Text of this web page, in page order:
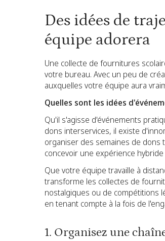
Des idées de
équipe adorera
Une collecte de fournitures
votre bureau. Avec un peu de
auxquelles votre équipe aura
Quelles sont les idées
Qu'il s'agisse d'événements
dons interservices, il existe
organiser des semaines de dons
concevoir une expérience
Que votre équipe travaille à
transforme les collectes de
nostalgiques ou de compétitions
en tenant compte à la fois de
1. Organisez une